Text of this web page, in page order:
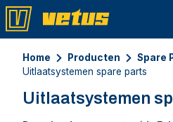
Home Producten
Spare
Uitlaatsystemen spare parts
Uitlaatsystemen